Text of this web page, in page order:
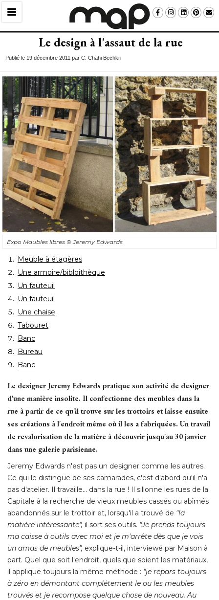
Le design à l'assaut de la rue
Publié le 19 décembre 2011 par C. Chahi Bechkri
Expo Maubles libres © Jeremy Edwards
Meuble à étagères
Une armoire/bibloithèque
Un fauteuil
Un fauteuil
Une chaise
Tabouret
Banc
Bureau
Banc
Le designer Jeremy Edwards pratique son activité de designer
d'une manière insolite. Il confectionne des meubles dans la
rue à partir de ce qu'il trouve sur les trottoirs et laisse ensuite
ses créations à l'endroit même où il les a fabriquées. Un travail
de revalorisation de la matière à découvrir jusqu'au 30 janvier
dans une galerie parisienne.
Jeremy Edwards n'est pas un designer comme les autres.
Ce qui le distingue de ses camarades, c'est d'abord qu'il n'a
pas d'atelier. Il travaille... dans la rue ! Il sillonne les rues de la
Capitale à la recherche de vieux meubles cassés ou abîmés
abandonnés sur le trottoir et, lorsqu'il a trouvé de "la
matière intéressante", il sort ses outils. "Je prends toujours
ma caisse à outils avec moi et je m'arrête dès que je vois
un amas de meubles", explique-t-il, interviewé par Maison à
part. Quel que soit l'endroit, quels que soient les matériaux,
il applique toujours la même méthode : "je repars toujours
à zéro en démontant complétement le ou les meubles
trouvés et je recompose quelque chose de nouveau. Au